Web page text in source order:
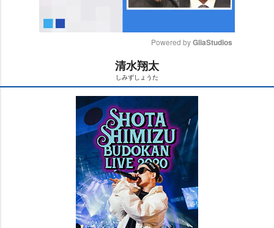
t
Powered by GliaStudios
清水翔太
しみずしょうた